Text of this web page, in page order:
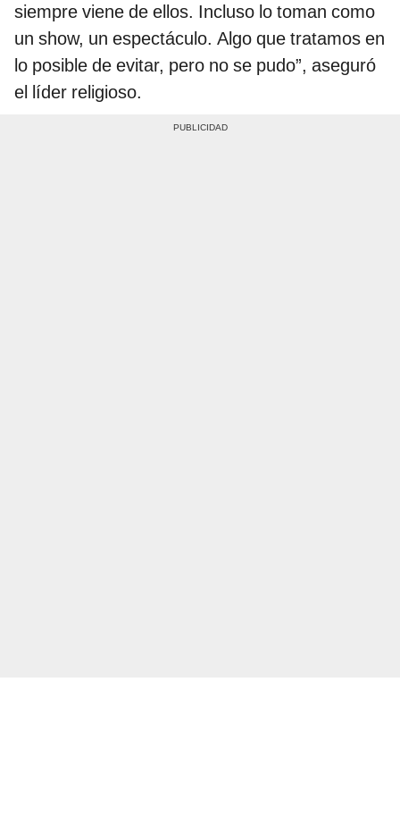
siempre viene de ellos. Incluso lo toman como
un show, un espectáculo. Algo que tratamos en
lo posible de evitar, pero no se pudo”, aseguró
el líder religioso.